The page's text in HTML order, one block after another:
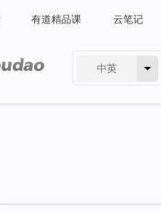
有道精品课 云笔记
中英